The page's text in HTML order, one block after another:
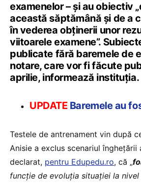
examenelor – și au obiectiv
această săptămână și de a
în vederea obținerii unor
viitoarele examene”.
publicate fără baremele de
notare, care vor fi făcute
aprilie, informează instituția.
UPDATE Baremele au
Testele de antrenament vin după
Anisie a exclus scenariul înghețării
declarat, pentru Edupedu.ro, că „
funcție de evoluția situației la